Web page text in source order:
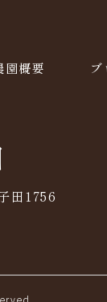
園概要 ブ
田1756